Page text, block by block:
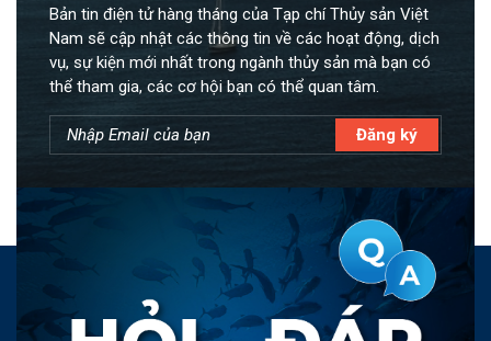
Bản tin điện tử hàng tháng của Tạp chí Thủy sản Việt
Nam sẽ cập nhật các thông tin về các hoạt động, dịch
vụ, sự kiện mới nhất trong ngành thủy sản mà bạn có
thể tham gia, các cơ hội bạn có thể quan tâm.